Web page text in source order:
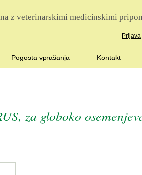
z veterinarskimi medicinskimi
Prijava
Pogosta vprašanja Kontakt
za globoko